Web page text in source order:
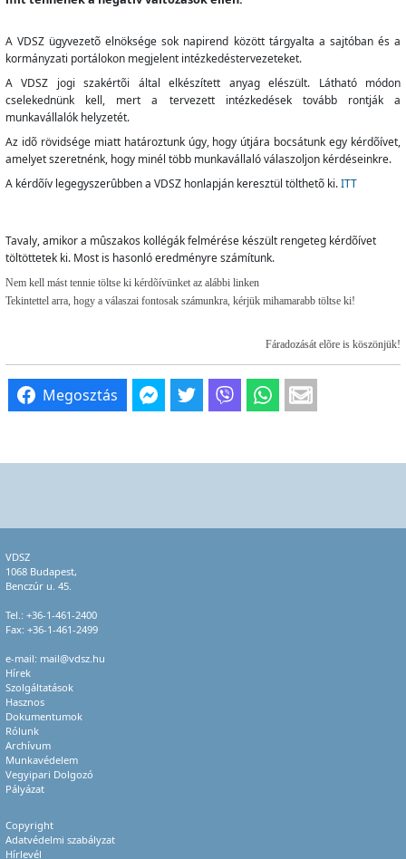
A VDSZ ügyvezetõ elnöksége sok napirend között tárgyalta a sajtóban és a
kormányzati portálokon megjelent intézkedéstervezeteket.
A VDSZ jogi szakértõi által elkészített anyag elészült. Látható módon
cselekednünk kell, mert a tervezett intézkedések tovább rontják a
munkavállalók helyzetét.
Az idõ rövidsége miatt határoztunk úgy, hogy útjára bocsátunk egy kérdõívet,
amelyet szeretnénk, hogy minél több munkavállaló válaszoljon kérdéseinkre.
A kérdõív legegyszerûbben a VDSZ honlapján keresztül tölthetõ ki.ITT
Tavaly, amikor a mûszakos kollégák felmérése készült rengeteg kérdõívet
töltöttetek ki. Most is hasonló eredményre számítunk.
Nem kell mást tennie töltse ki kérdõívünket az alábbi linken
Tekintettel arra, hogy a válaszai fontosak számunkra, kérjük mihamarabb töltse ki!
Fáradozását elõre is köszönjük!
Megosztás
VDSZ
1068 Budapest,
Benczúr u. 45.
Tel.: +36-1-461-2400
Fax: +36-1-461-2499
e-mail: mail@vdsz.hu
Hírek
Szolgáltatások
Hasznos
Dokumentumok
Rólunk
Archívum
Munkavédelem
Vegyipari Dolgozó
Pályázat
Copyright
Adatvédelmi szabályzat
Hírlevél